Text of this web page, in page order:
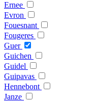
Ernee
Evron
Fouesnant
Fougeres
Guer
Guichen
Guidel
Guipavas
Hennebont
Janze